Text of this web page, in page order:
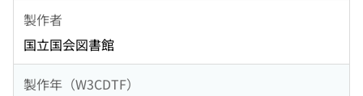
製作者
国立国会図書館
製作年（W3CDTF）